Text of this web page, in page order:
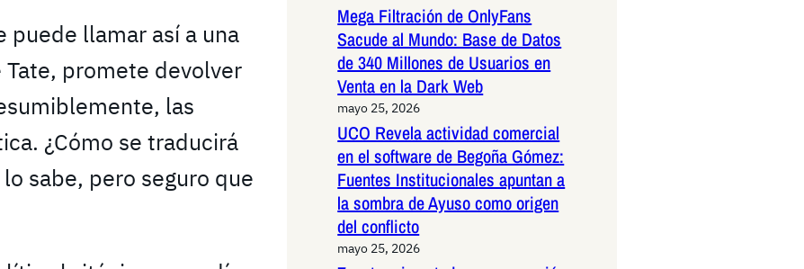
puede llamar así a una
promete devolver
las
¿Cómo se traducirá
sabe, pero seguro que
Mega Filtración de OnlyFans
Sacude al Mundo: Base de Datos
de 340 Millones de Usuarios en
Venta en la Dark Web
mayo 25, 2026
UCO Revela actividad comercial
en el software de Begoña Gómez:
Fuentes Institucionales apuntan a
la sombra de Ayuso como origen
del conflicto
mayo 25, 2026